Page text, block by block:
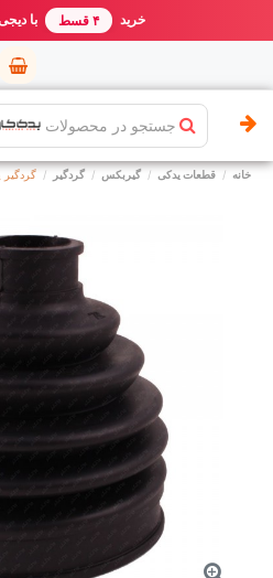
خرید مطمئن از یدک کار بهترین قیمت ایران خرید ۴ قسط با
جستجو در محصولات
خانه قطعات یدکی گیربکس گردگیر گردگیر